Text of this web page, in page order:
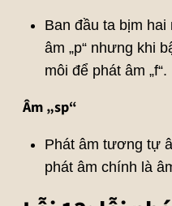
Ban đầu ta bịm
âm „p“ nhưng khi
môi để phát âm „f“.
Âm „sp“
Phát âm tương tự
phát âm chính là